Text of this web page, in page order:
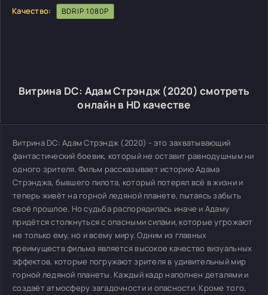
Качество:
BDRIP 1080P
Витрина DC: Адам Стрэндж (2020) смотреть
онлайн в HD качестве
Витрина DC: Адам Стрэндж (2020) - это захватывающий
фантастический боевик, который не оставит равнодушным ни
одного зрителя. Фильм рассказывает историю Адама
Стрэнджа, бывшего пилота, который потерял всё в жизни и
теперь живёт на горной ледяной планете, пытаясь забыть
своё прошлое. Но судьба распорядилась иначе и Адаму
придётся столкнуться с опасными силами, которые угрожают
не только ему, но и всему миру. Одним из главных
преимуществ фильма является высокое качество визуальных
эффектов, которые погружают зрителя в удивительный мир
горной ледяной планеты. Каждый кадр наполнен деталями и
создаёт атмосферу загадочности и опасности. Кроме того,